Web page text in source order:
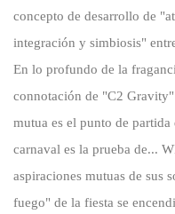
concepto de desarrollo de
integración y simbiosis"
En lo profundo de la
connotación de "C2
mutua es el punto de
carnaval es la prueba de...
aspiraciones mutuas de sus
fuego" de la fiesta se